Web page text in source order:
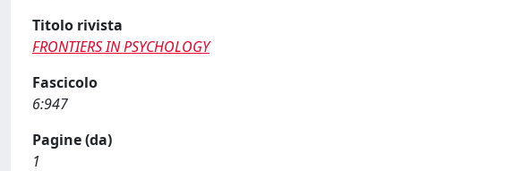
Titolo rivista
FRONTIERS IN PSYCHOLOGY
Fascicolo
6:947
Pagine (da)
1